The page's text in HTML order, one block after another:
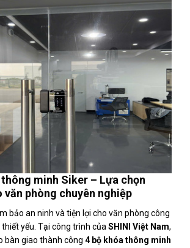
minh Siker – Lựa chọn
văn phòng chuyên nghiệp
bảo an ninh và tiện lợi cho văn phòng công
yếu. Tại công trình của SHINI Việt Nam,
bàn giao thành công 4 bộ khóa thông minh